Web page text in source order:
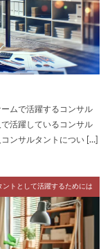
ムで活躍するコンサル
活躍しているコンサル
ンサルタントについ […]
ントとして活躍するためには